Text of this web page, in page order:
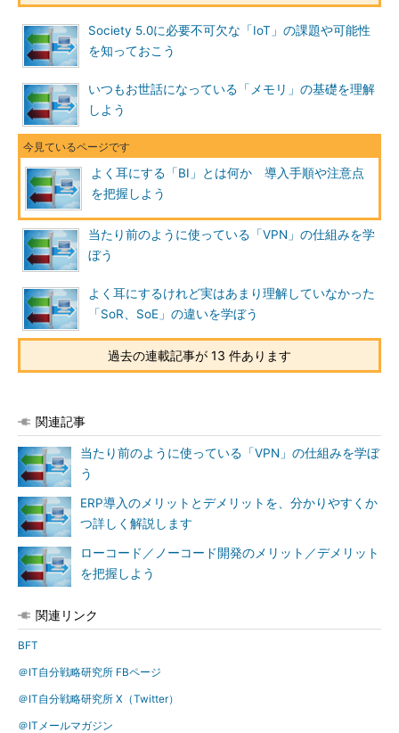
Society 5.0に必要不可欠な「IoT」の課題や可能性
を知っておこう
いつもお世話になっている「メモリ」の基礎を理解
しよう
よく耳にする「BI」とは何か 導入手順や注意点
を把握しよう
当たり前のように使っている「VPN」の仕組みを学
ぼう
よく耳にするけれど実はあまり理解していなかった
「SoR、SoE」の違いを学ぼう
過去の連載記事が 13 件あります
関連記事
当たり前のように使っている「VPN」の仕組みを学ぼ
う
ERP導入のメリットとデメリットを、分かりやすくか
つ詳しく解説します
ローコード／ノーコード開発のメリット／デメリット
を把握しよう
関連リンク
BFT
＠IT自分戦略研究所 FBページ
＠IT自分戦略研究所 X（Twitter）
＠ITメールマガジン